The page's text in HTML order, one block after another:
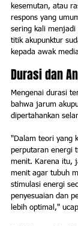
kesemutan, atau
respons yang
sering kali menjadi
titik akupunktur
kepada awak
Durasi dan
Mengenai durasi
bahwa jarum
dipertahankan
"Dalam teori yang
perputaran energi
menit. Karena itu,
menit agar tubuh
stimulasi energi
penyesuaian dan
lebih optimal,"